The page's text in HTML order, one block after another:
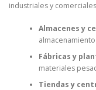
industriales y
Almacenes y
Fábricas y
materiales
Tiendas y